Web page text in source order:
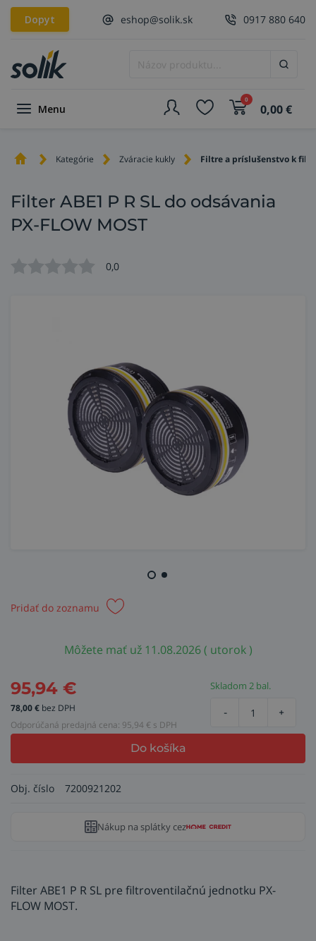
Dopyt eshop@solik.sk 0917 880 640
Menu
0
0,00€
Kategórie Zváracie kukly Filtre a príslušenstvo k
Filter ABE1 P R SL do odsávania
PX-FLOW MOST
0,0
Pridať do zoznamu
Môžete mať už 11.08.2026 ( utorok )
95,94 €
78,00€ bez DPH
Odporúčaná predajná cena: 95,94 € s DPH
Skladom 2 bal.
- +
Do košíka
Obj. číslo 7200921202
Nákup na splátky cez
Filter ABE1 P R SL pre filtroventilačnú jednotku PX-
FLOW MOST.